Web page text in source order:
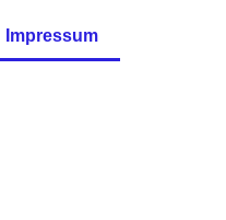
Impressum